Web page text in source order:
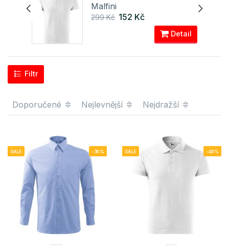
Malfini
299 Kč 152 Kč
Detail
Filtr
Doporučené Nejlevnější Nejdražší
SALE -38% SALE -49%